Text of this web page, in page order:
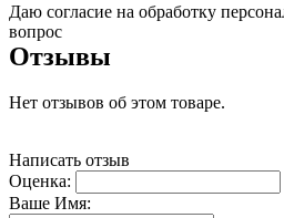
Даю согласие на обработку
вопрос
Отзывы
Нет отзывов об этом товаре.
Написать отзыв
Оценка:
Ваше Имя: